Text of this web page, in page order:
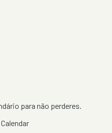
para não perderes.